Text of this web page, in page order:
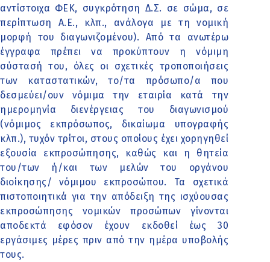
αντίστοιχα ΦΕΚ, συγκρότηση Δ.Σ. σε σώμα, σε
περίπτωση Α.Ε., κλπ., ανάλογα με τη νομική
μορφή του διαγωνιζομένου). Από τα ανωτέρω
έγγραφα πρέπει να προκύπτουν η νόμιμη
σύστασή του, όλες οι σχετικές τροποποιήσεις
των καταστατικών, το/τα πρόσωπο/α που
δεσμεύει/ουν νόμιμα την εταιρία κατά την
ημερομηνία διενέργειας του διαγωνισμού
(νόμιμος εκπρόσωπος, δικαίωμα υπογραφής
κλπ.), τυχόν τρίτοι, στους οποίους έχει χορηγηθεί
εξουσία εκπροσώπησης, καθώς και η θητεία
του/των ή/και των μελών του οργάνου
διοίκησης/ νόμιμου εκπροσώπου. Τα σχετικά
πιστοποιητικά για την απόδειξη της ισχύουσας
εκπροσώπησης νομικών προσώπων γίνονται
αποδεκτά εφόσον έχουν εκδοθεί έως 30
εργάσιμες μέρες πριν από την ημέρα υποβολής
τους.